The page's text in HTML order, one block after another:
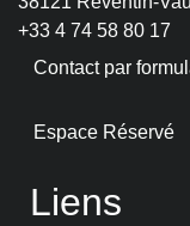
+33 4 74 58 80 17
Contact par
Espace Réservé
Liens